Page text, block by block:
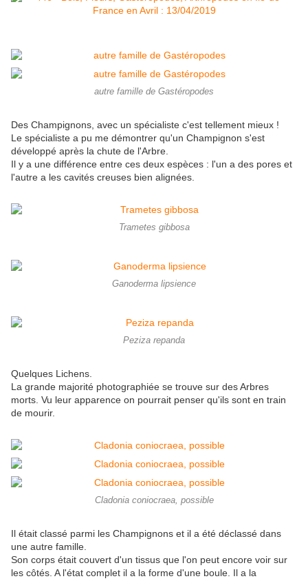
autre famille de Gastéropodes
Des Champignons, avec un spécialiste c'est tellement mieux !
Le spécialiste a pu me démontrer qu'un Champignon s'est
développé après la chute de l'Arbre.
Il y a une différence entre ces deux espèces : l'un a des pores et
l'autre a les cavités creuses bien alignées.
Trametes gibbosa
Ganoderma lipsience
Peziza repanda
Quelques Lichens.
La grande majorité photographiée se trouve sur des Arbres
morts. Vu leur apparence on pourrait penser qu'ils sont en train
de mourir.
Cladonia coniocraea, possible
Il était classé parmi les Champignons et il a été déclassé dans
une autre famille.
Son corps était couvert d'un tissus que l'on peut encore voir sur
les côtés. A l'état complet il a la forme d'une boule. Il a la